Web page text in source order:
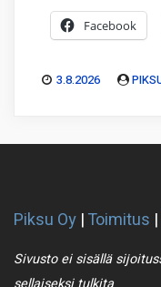
Facebook
3.8.2026
Piksu Oy |Toimitus |
Sivusto ei sisällä